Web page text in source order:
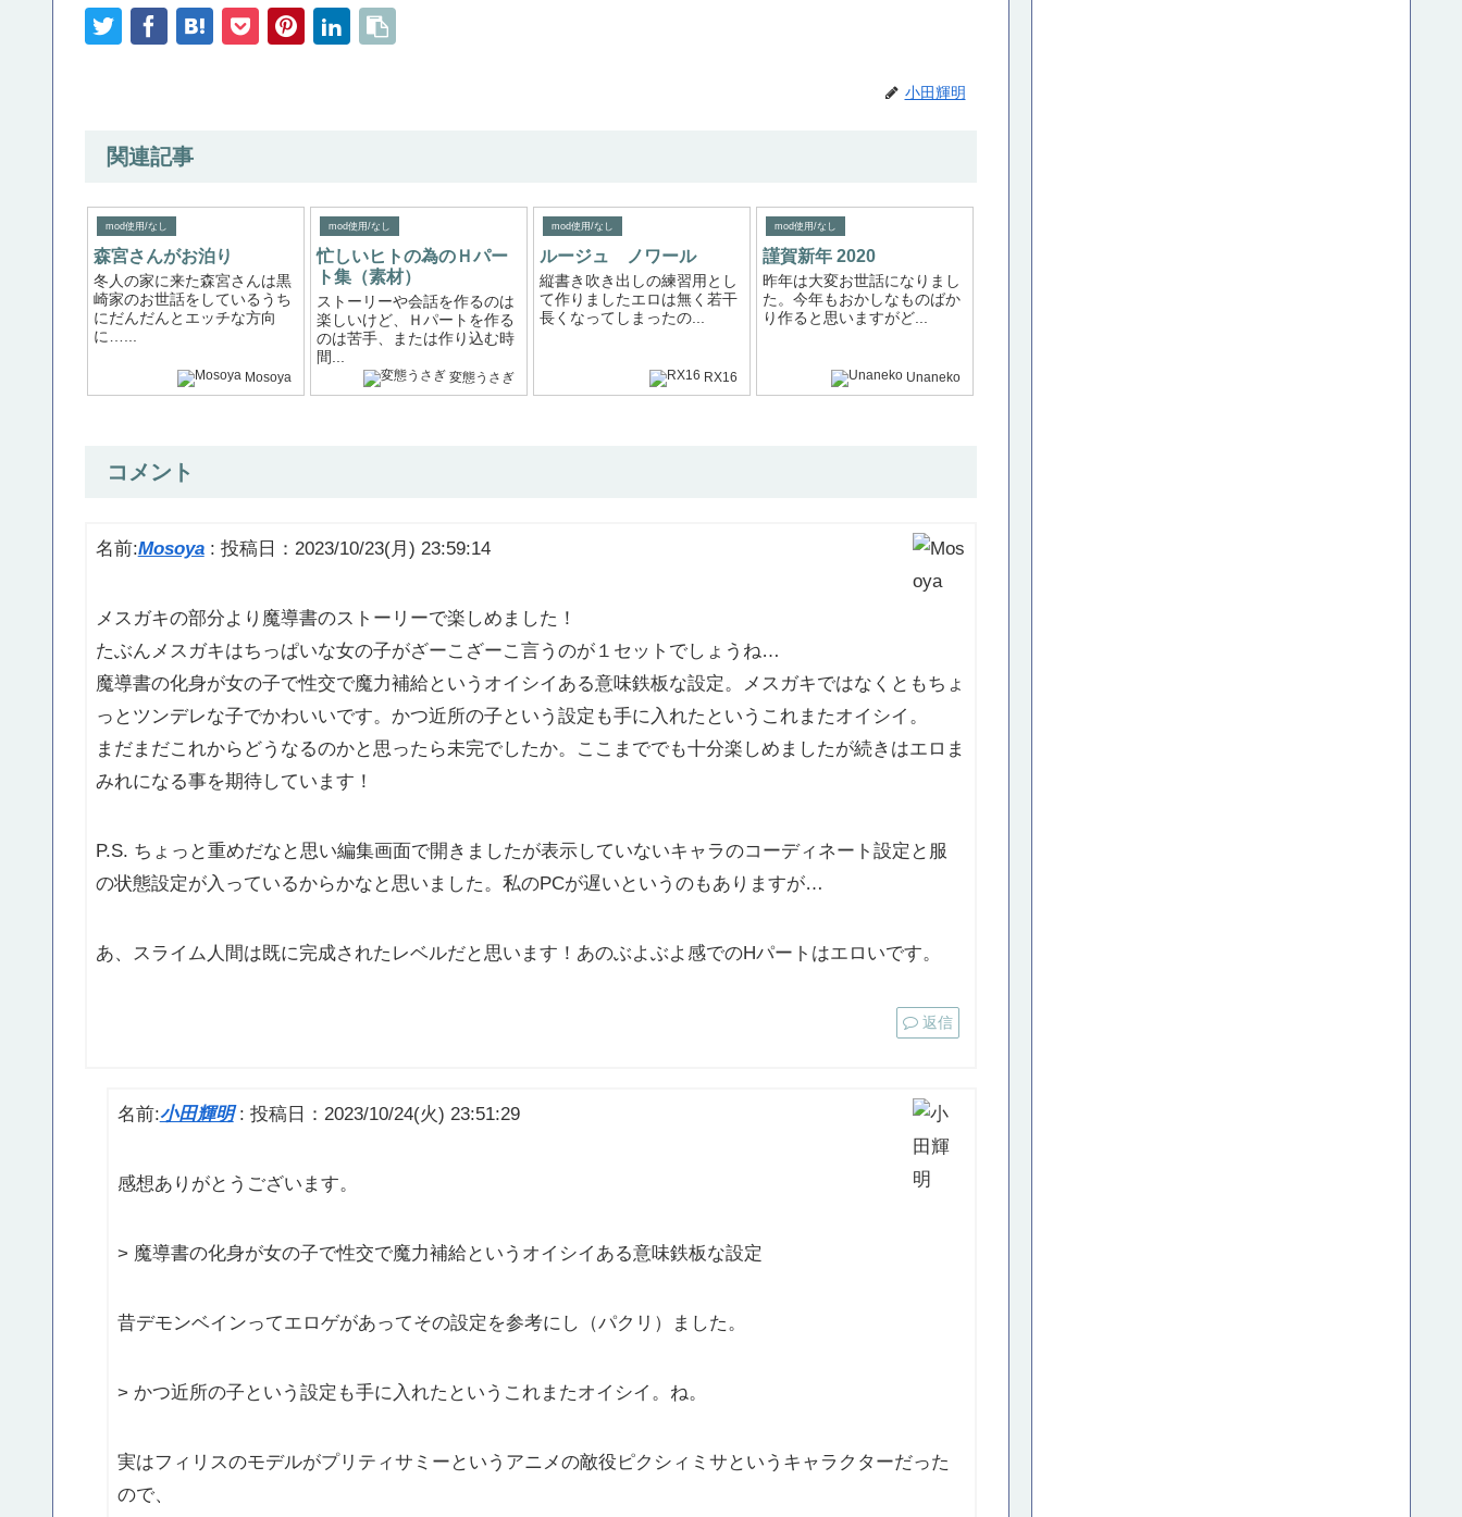
小田輝明
関連記事
mod使用/なし
森宮さんがお泊り
冬人の家に来た森宮さんは黒
崎家のお世話をしているうち
にだんだんとエッチな方向
に…...
Mosoya
mod使用/なし
忙しいヒトの為のＨパー
ト集（素材）
ストーリーや会話を作るのは
楽しいけど、Ｈパートを作る
のは苦手、または作り込む時
間...
変態うさぎ
mod使用/なし
ルージュ ノワール
縦書き吹き出しの練習用とし
て作りましたエロは無く若干
長くなってしまったの...
RX16
mod使用/なし
謹賀新年 2020
昨年は大変お世話になりまし
た。今年もおかしなものばか
り作ると思いますがど...
Unaneko
コメント
名前:Mosoya: 投稿日：2023/10/23(月) 23:59:14
メスガキの部分より魔導書のストーリーで楽しめました！
たぶんメスガキはちっぱいな女の子がざーこざーこ言うのが１セットでしょうね…
魔導書の化身が女の子で性交で魔力補給というオイシイある意味鉄板な設定。メスガキではなくともちょ
っとツンデレな子でかわいいです。かつ近所の子という設定も手に入れたというこれまたオイシイ。
まだまだこれからどうなるのかと思ったら未完でしたか。ここまででも十分楽しめましたが続きはエロま
みれになる事を期待しています！
P.S. ちょっと重めだなと思い編集画面で開きましたが表示していないキャラのコーディネート設定と服
の状態設定が入っているからかなと思いました。私のPCが遅いというのもありますが…
あ、スライム人間は既に完成されたレベルだと思います！あのぶよぶよ感でのHパートはエロいです。
返信
名前:小田輝明: 投稿日：2023/10/24(火) 23:51:29
感想ありがとうございます。
> 魔導書の化身が女の子で性交で魔力補給というオイシイある意味鉄板な設定
昔デモンベインってエロゲがあってその設定を参考にし（パクリ）ました。
> かつ近所の子という設定も手に入れたというこれまたオイシイ。ね。
実はフィリスのモデルがプリティサミーというアニメの敵役ピクシィミサというキャラクターだった
ので、